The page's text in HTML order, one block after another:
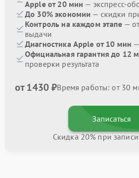
Apple от 20 мин — экспресс-
До 30% экономии — скидки
Контроль на каждом этапе —
выдачи
Диагностика Apple от 10 мин
Официальная гарантия до 12
проверки результата
от 1430 ₽Время работы: от 30
Записаться
Скидка 20% при